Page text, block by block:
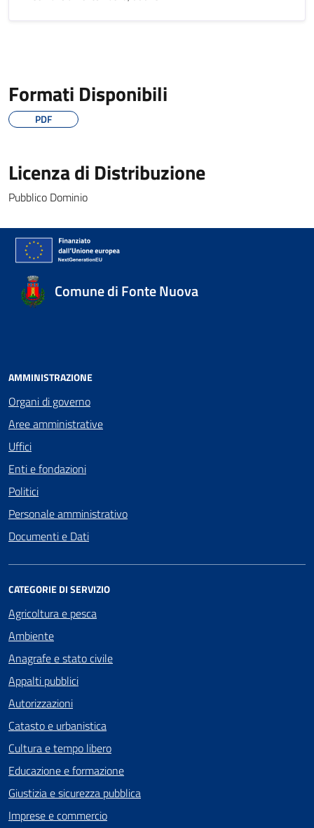
Formati Disponibili
PDF
Licenza di Distribuzione
Pubblico Dominio
Comune di Fonte Nuova
AMMINISTRAZIONE
Organi di governo
Aree amministrative
Uffici
Enti e fondazioni
Politici
Personale amministrativo
Documenti e Dati
CATEGORIE DI SERVIZIO
Agricoltura e pesca
Ambiente
Anagrafe e stato civile
Appalti pubblici
Autorizzazioni
Catasto e urbanistica
Cultura e tempo libero
Educazione e formazione
Giustizia e sicurezza pubblica
Imprese e commercio